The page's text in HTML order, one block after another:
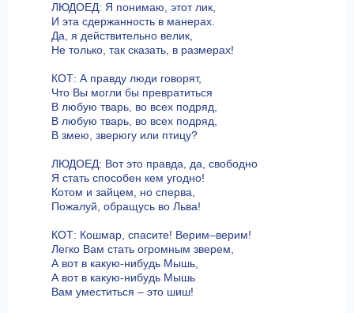
ЛЮДОЕД: Я понимаю, этот лик,
И эта сдержанность в манерах.
Да, я действительно велик,
Не только, так сказать, в размерах!
КОТ: А правду люди говорят,
Что Вы могли бы превратиться
В любую тварь, во всех подряд,
В любую тварь, во всех подряд,
В змею, зверюгу или птицу?
ЛЮДОЕД: Вот это правда, да, свободно
Я стать способен кем угодно!
Котом и зайцем, но сперва,
Пожалуй, обращусь во Льва!
КОТ: Кошмар, спасите! Верим–верим!
Легко Вам стать огромным зверем,
А вот в какую-нибудь Мышь,
А вот в какую-нибудь Мышь
Вам уместиться – это шиш!